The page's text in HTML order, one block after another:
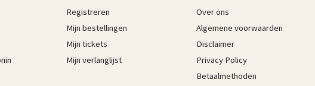
Registreren
Mijn bestellingen
Mijn tickets
Mijn verlanglijst
Over ons
Algemene voorwaarden
Disclaimer
Privacy Policy
Betaalmethoden